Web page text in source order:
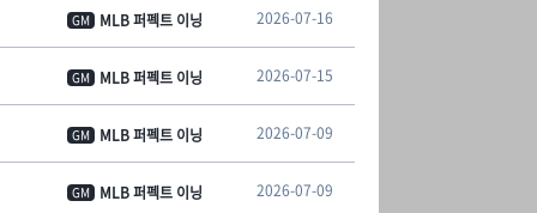
GM MLB 퍼펙트 이닝 2026-07-16
GM MLB 퍼펙트 이닝 2026-07-15
GM MLB 퍼펙트 이닝 2026-07-09
GM MLB 퍼펙트 이닝 2026-07-09